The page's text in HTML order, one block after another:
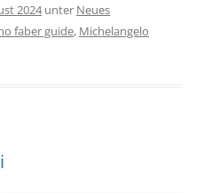
2024unter Neues
faber guide, Michelangelo